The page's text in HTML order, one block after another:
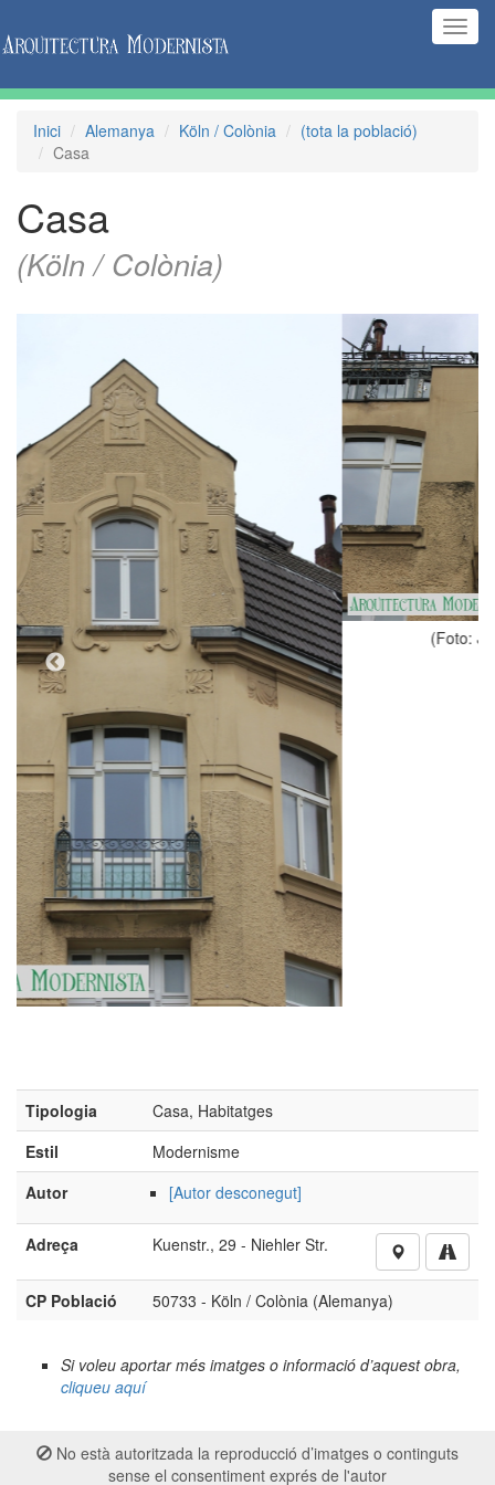
Inici Alemanya Köln / Colònia
(tota la població)
Casa
Casa
(Köln / Colònia)
(Foto: Juan Felipe Holgado Perez, 2024)
Tipologia
Casa, Habitatges
Estil
Modernisme
Autor
[Autor desconegut]
Adreça Kuenstr., 29 - Niehler Str.
Si voleu aportar més imatges o informació d’aquest obra,
No està autoritzada la reproducció d’imatges o continguts
sense el consentiment exprés de l'autor